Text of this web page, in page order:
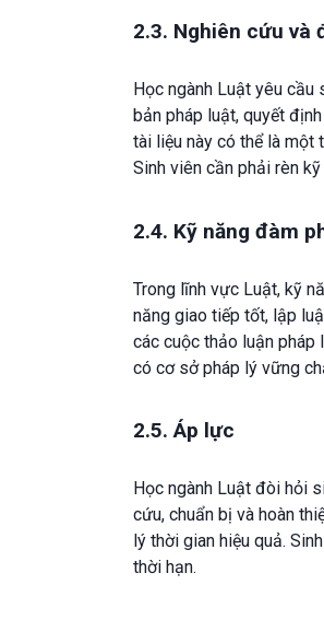
2.3. Nghiên cứu và
Học ngành Luật yêu
bản pháp luật, quyết
tài liệu này có thể là một
Sinh viên cần phải rèn
2.4. Kỹ năng đàm
Trong lĩnh vực Luật, kỹ
năng giao tiếp tốt, lập
các cuộc thảo luận
có cơ sở pháp lý vững
2.5. Áp lực
Học ngành Luật đòi hỏi
cứu, chuẩn bị và hoàn
lý thời gian hiệu quả.
thời hạn.